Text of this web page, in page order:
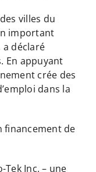
villes du
important
déclaré
En appuyant
crée des
dans la
financement de
Inc. – une